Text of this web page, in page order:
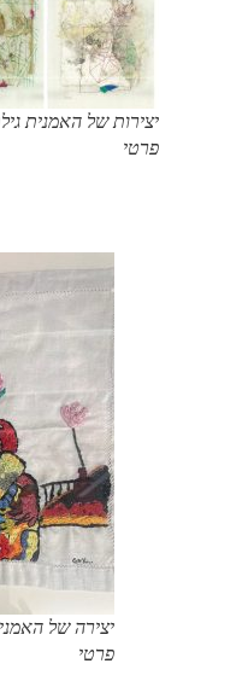
יצירות של האמנית
פרטי
יצירה של
פרטי